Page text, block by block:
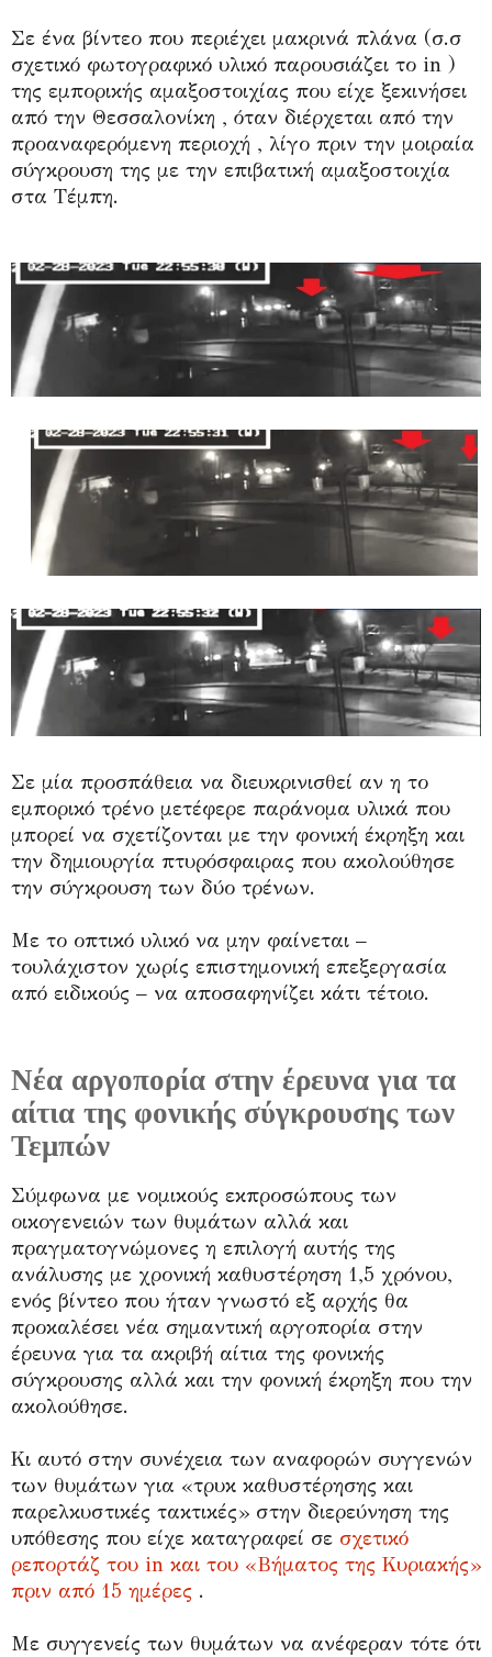
Σε ένα βίντεο που περιέχει μακρινά πλάνα (σ.σ
σχετικό φωτογραφικό υλικό παρουσιάζει το in )
της εμπορικής αμαξοστοιχίας που είχε ξεκινήσει
από την Θεσσαλονίκη , όταν διέρχεται από την
προαναφερόμενη περιοχή , λίγο πριν την μοιραία
σύγκρουση της με την επιβατική αμαξοστοιχία
στα Τέμπη.
Σε μία προσπάθεια να διευκρινισθεί αν η το
εμπορικό τρένο μετέφερε παράνομα υλικά που
μπορεί να σχετίζονται με την φονική έκρηξη και
την δημιουργία πτυρόσφαιρας που ακολούθησε
την σύγκρουση των δύο τρένων.
Με το οπτικό υλικό να μην φαίνεται –
τουλάχιστον χωρίς επιστημονική επεξεργασία
από ειδικούς – να αποσαφηνίζει κάτι τέτοιο.
Νέα αργοπορία στην έρευνα για τα
αίτια της φονικής σύγκρουσης των
Τεμπών
Σύμφωνα με νομικούς εκπροσώπους των
οικογενειών των θυμάτων αλλά και
πραγματογνώμονες η επιλογή αυτής της
ανάλυσης με χρονική καθυστέρηση 1,5 χρόνου,
ενός βίντεο που ήταν γνωστό εξ αρχής θα
προκαλέσει νέα σημαντική αργοπορία στην
έρευνα για τα ακριβή αίτια της φονικής
σύγκρουσης αλλά και την φονική έκρηξη που την
ακολούθησε.
Κι αυτό στην συνέχεια των αναφορών συγγενών
των θυμάτων για «τρυκ καθυστέρησης και
παρελκυστικές τακτικές» στην διερεύνηση της
υπόθεσης που είχε καταγραφεί σε σχετικό
ρεπορτάζ του in και του «Βήματος της Κυριακής»
πριν από 15 ημέρες .
Με συγγενείς των θυμάτων να ανέφεραν τότε ότι